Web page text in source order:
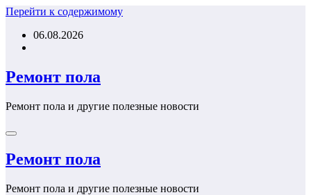
Перейти к содержимому
06.08.2026
Ремонт пола
Ремонт пола и другие полезные новости
Ремонт пола
Ремонт пола и другие полезные новости